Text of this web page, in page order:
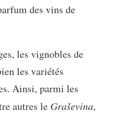
des vins de
les vignobles de
les variétés
Ainsi, parmi les
autres le Graševina,